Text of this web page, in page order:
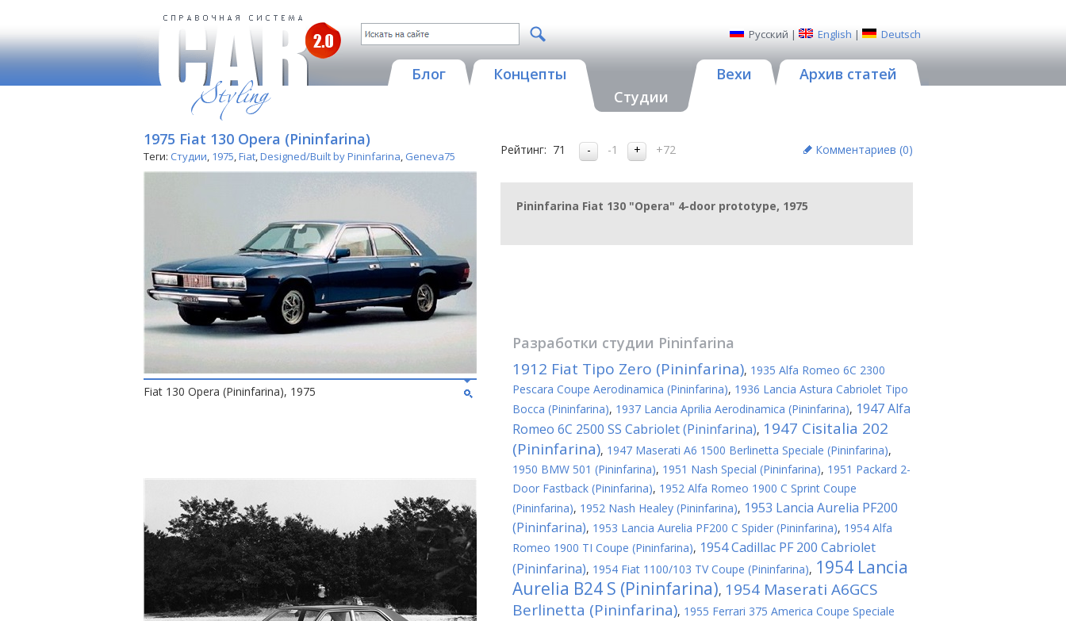
Русский | English | Deutsch
Блог
Концепты
Студии
Вехи Архив статей
1975 Fiat 130 Opera (Pininfarina)
Теги: Студии, 1975,Fiat,Designed/Built by Pininfarina, Geneva75
Fiat 130 Opera (Pininfarina), 1975
Рейтинг: 71 -1 +72 Комментариев (0)
Pininfarina Fiat 130 "Opera" 4-door prototype, 1975
Разработки студии Pininfarina
1912 Fiat Tipo Zero (Pininfarina), 1935 Alfa Romeo 6C 2300
Pescara Coupe Aerodinamica (Pininfarina), 1936 Lancia Astura Cabriolet Tipo
Bocca (Pininfarina), 1937 Lancia Aprilia Aerodinamica (Pininfarina), 1947 Alfa
Romeo 6C 2500 SS Cabriolet (Pininfarina), 1947 Cisitalia 202
(Pininfarina), 1947 Maserati A6 1500 Berlinetta Speciale (Pininfarina),
1950 BMW 501 (Pininfarina), 1951 Nash Special (Pininfarina), 1951 Packard 2-
Door Fastback (Pininfarina), 1952 Alfa Romeo 1900 C Sprint Coupe
(Pininfarina), 1952 Nash Healey (Pininfarina), 1953 Lancia Aurelia PF200
(Pininfarina), 1953 Lancia Aurelia PF200 C Spider (Pininfarina), 1954 Alfa
Romeo 1900 TI Coupe (Pininfarina), 1954 Cadillac PF 200 Cabriolet
(Pininfarina), 1954 Fiat 1100/103 TV Coupe (Pininfarina), 1954 Lancia
Aurelia B24 S (Pininfarina), 1954 Maserati A6GCS
Berlinetta (Pininfarina), 1955 Ferrari 375 America Coupe Speciale